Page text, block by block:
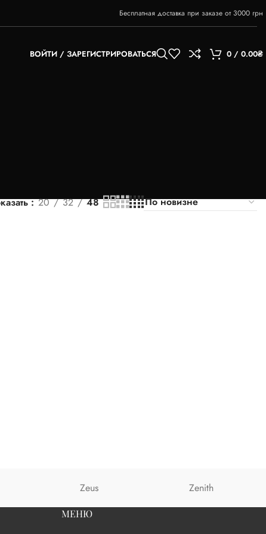
Бесплатная доставка при заказе от 3000 грн
ВОЙТИ / ЗАРЕГИСТРИРОВАТЬСЯ 0 / 0.00₴
20 32 48
Zeus Zenith
МЕНЮ